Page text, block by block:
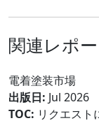
関連レポー
電着塗装市場
出版日: Jul 2026
TOC: リクエスト